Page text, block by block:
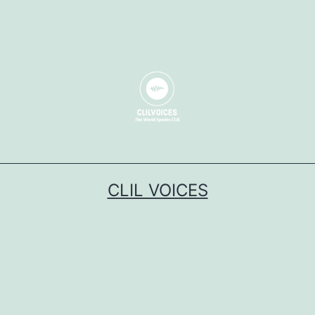
CLIL VOICES